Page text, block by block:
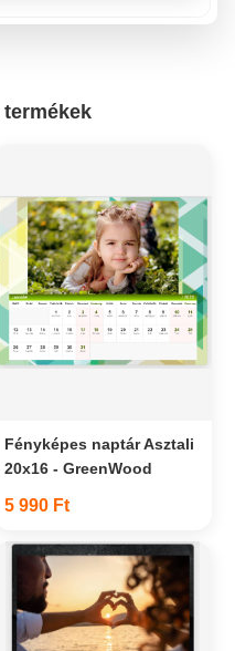
Fényképes naptár Asztali
20x16 - GreenWood
5 990 Ft